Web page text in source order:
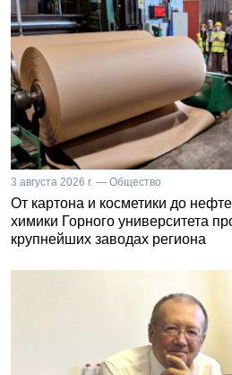
3 августа 2026 г. — Общество
От картона и косметики до
химики Горного университета
крупнейших заводах региона